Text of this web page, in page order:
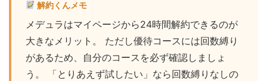
解約くんメモ
メデュラはマイページから24時間解約できるのが
大きなメリット。 ただし優待コースには回数縛り
があるため、自分のコースを必ず確認しましょ
う。 「とりあえず試したい」なら回数縛りなしの